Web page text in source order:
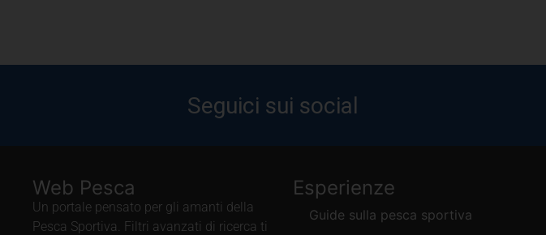
Seguici sui social
Web Pesca
Un portale pensato per gli amanti della
Pesca Sportiva. Filtri avanzati di ricerca ti
Esperienze
Guide sulla pesca sportiva